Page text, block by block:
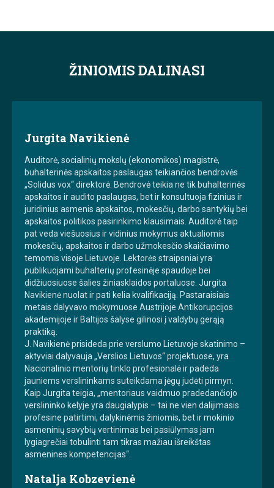
ŽINIOMIS DALINASI
Jurgita Navikienė
Auditorė, socialinių mokslų (ekonomikos) magistrė,
buhalterinės apskaitos paslaugas teikiančios bendrovės
„Solidus vox“ direktorė. Bendrovė teikia ne tik buhalterinės
apskaitos ir audito paslaugas, bet ir konsultuoja fizinius ir
juridinius asmenis apskaitos, mokesčių, darbo santykių bei
apskaitos politikos pasirinkimo klausimais. Auditorė taip
pat veda viešuosius ir vidinius mokymus aktualiomis
mokesčių, apskaitos ir darbo užmokesčio skaičiavimo
temomis visoje Lietuvoje. Lektorės straipsniai yra
publikuojami buhalterių profesinėje spaudoje bei
didžiuosiuose šalies žiniasklaidos portaluose. Jurgita
Navikienė nuolat ir pati kelia kvalifikaciją. Pastaraisiais
metais dalyvavo mokymuose Austrijoje Antikorupcijos
akademijoje ir Baltijos šalyse gilinosi į valdybų gerąją
praktiką.
J. Navikienė prisideda prie verslumo Lietuvoje skatinimo –
aktyviai dalyvauja „Verslios Lietuvos“ projektuose, yra
Nacionalinio mentorių tinklo profesionalė ir padeda
jauniems verslininkams suteikdama jėgų judėti pirmyn.
Kaip Jurgita teigia, „mentoriaus vaidmuo pradedančiojo
verslininko kelyje yra daugialypis – tai ne vien dalijimasis
profesine patirtimi, dalykinėmis žiniomis, bet ir mokinio
asmeninių savybių vertinimas bei pasiūlymas jam
lygiagrečiai tobulinti tam tikras mažiau išreikštas
asmenines kompetencijas“.
Natalja Kobzevienė